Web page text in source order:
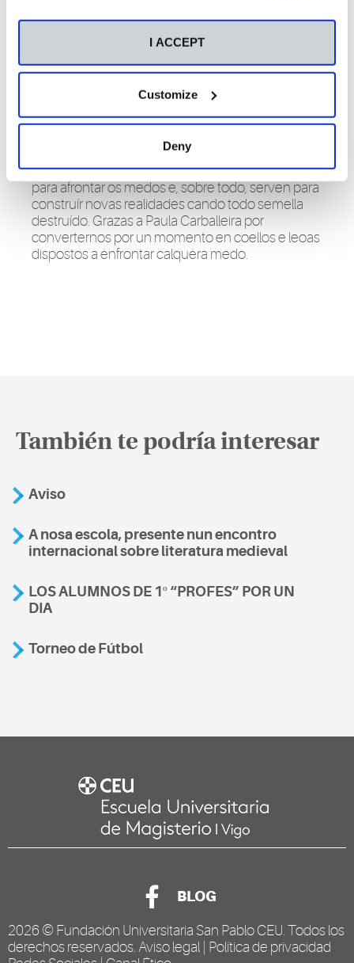
I ACCEPT
Customize
Deny
mañá viaxamos a outras culturas con Basilisa a
fermosa, cun coello africano, cos yinns e outros
personaxes da tradición oral para comprobar que
non somos tan diferentes malia que nos separen
miles de quilómetros e para saber que ás veces o
descoñecido podes ser ti. Aprendemos que as
narracións orais poden ser unha gran ferramenta
para afrontar os medos e, sobre todo, serven para
construír novas realidades cando todo semella
destruído. Grazas a Paula Carballeira por
converternos por un momento en coellos e leoas
dispostos a enfrontar calquera medo.
También te podría interesar
Aviso
A nosa escola, presente nun encontro
internacional sobre literatura medieval
LOS ALUMNOS DE 1º “PROFES” POR UN
DIA
Torneo de Fútbol
BLOG
2026 © Fundación Universitaria San Pablo CEU . Todos los
derechos reservados. Aviso legal
Política de privacidad